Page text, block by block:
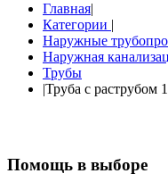
Главная|
Категории |
Наружные
Наружная
Трубы
|Труба с раструбом
Помощь в выборе